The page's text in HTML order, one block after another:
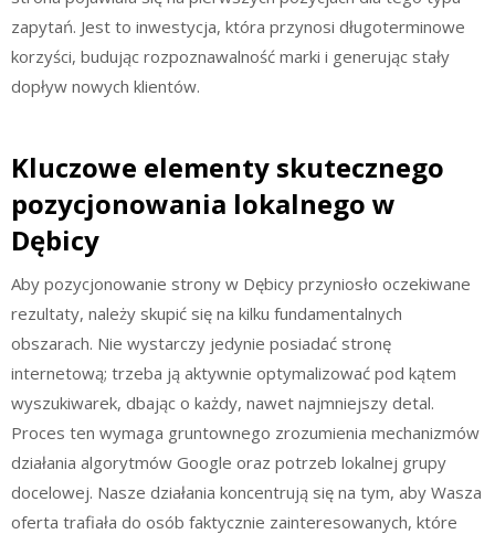
zapytań. Jest to inwestycja, która przynosi długoterminowe
korzyści, budując rozpoznawalność marki i generując stały
dopływ nowych klientów.
Kluczowe elementy skutecznego
pozycjonowania lokalnego w
Dębicy
Aby pozycjonowanie strony w Dębicy przyniosło oczekiwane
rezultaty, należy skupić się na kilku fundamentalnych
obszarach. Nie wystarczy jedynie posiadać stronę
internetową; trzeba ją aktywnie optymalizować pod kątem
wyszukiwarek, dbając o każdy, nawet najmniejszy detal.
Proces ten wymaga gruntownego zrozumienia mechanizmów
działania algorytmów Google oraz potrzeb lokalnej grupy
docelowej. Nasze działania koncentrują się na tym, aby Wasza
oferta trafiała do osób faktycznie zainteresowanych, które